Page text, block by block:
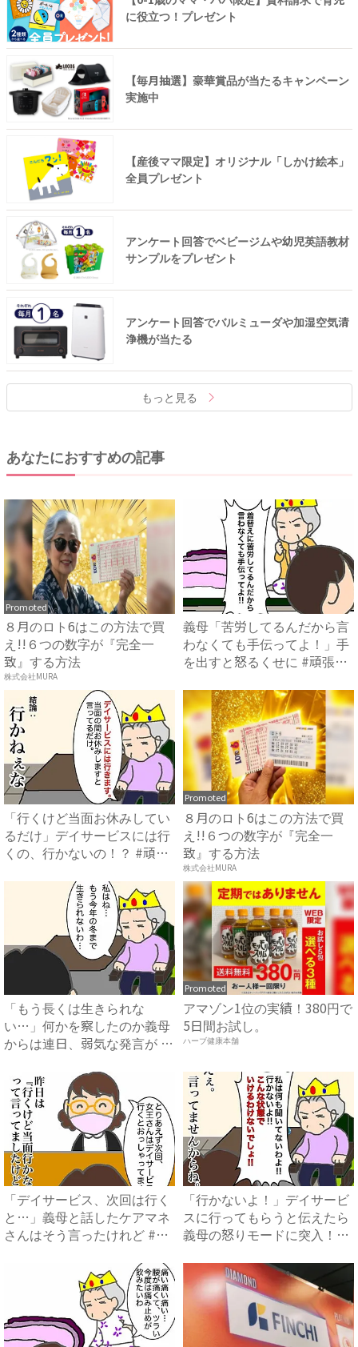
に役立つ！プレゼント
【毎月抽選】豪華賞品が当たるキャンペーン
実施中
【産後ママ限定】オリジナル「しかけ絵本」
全員プレゼント
アンケート回答でベビージムや幼児英語教材
サンプルをプレゼント
アンケート回答でバルミューダや加湿空気清
浄機が当たる
もっと見る
あなたにおすすめの記事
Promoted
８月のロト6はこの方法で買
え!!６つの数字が『完全一
致』する方法
株式会社MURA
義母「苦労してるんだから言
わなくても手伝ってよ！」手
を出すと怒るくせに #頑張
「行くけど当面お休みしてい
るだけ」デイサービスには行
くの、行かないの！？ #頑
Promoted
８月のロト6はこの方法で買
え!!６つの数字が『完全一
致』する方法
株式会社MURA
「もう長くは生きられな
い…」何かを察したのか義母
からは連日、弱気な発言が #
Promoted
アマゾン1位の実績！380円で
5日間お試し。
ハーブ健康本舗
「デイサービス、次回は行く
と…」義母と話したケアマネ
さんはそう言ったけれど #
「行かないよ！」デイサービ
スに行ってもらうと伝えたら
義母の怒りモードに突入！